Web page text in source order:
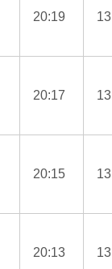
20:19
20:17
20:15
20:13